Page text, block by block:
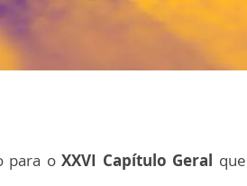
para oXXVI Capítulo Geral que